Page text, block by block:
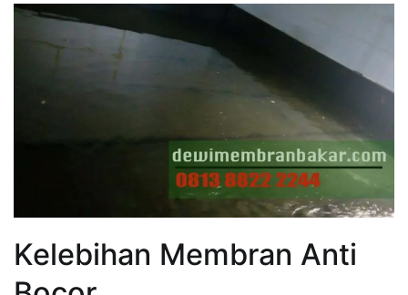
Kelebihan Membran Anti